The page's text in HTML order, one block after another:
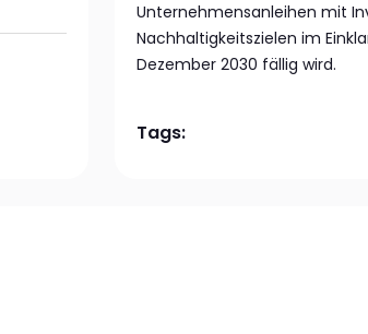
Unternehmensanleihen mit
Nachhaltigkeitszielen im
Dezember 2030 fällig wird.
Tags: